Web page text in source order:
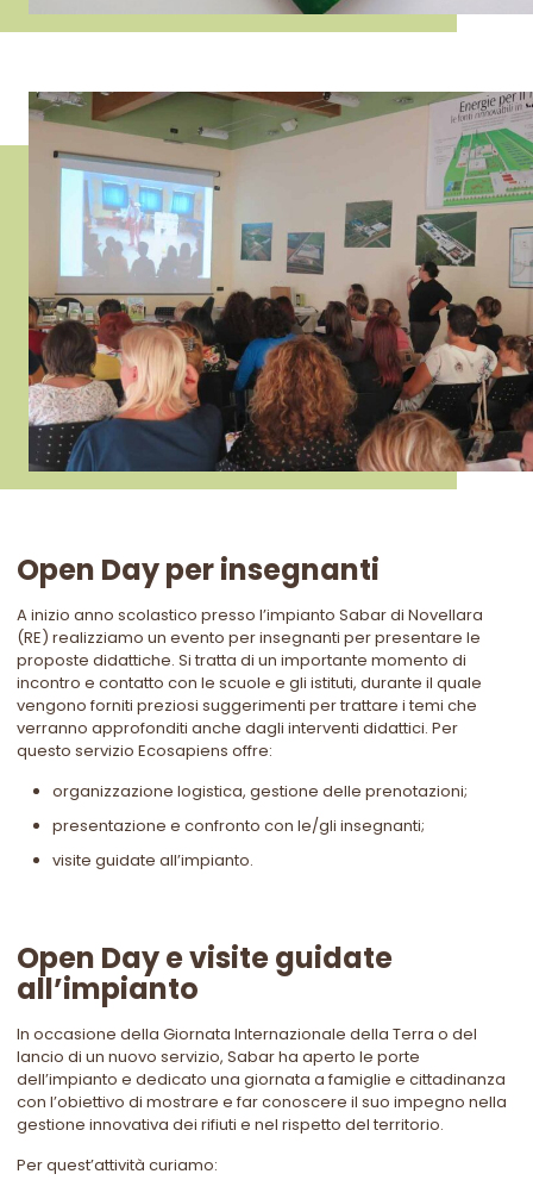
Open Day per insegnanti
A inizio anno scolastico presso l’impianto Sabar di Novellara
(RE) realizziamo un evento per insegnanti per presentare le
proposte didattiche. Si tratta di un importante momento di
incontro e contatto con le scuole e gli istituti, durante il quale
vengono forniti preziosi suggerimenti per trattare i temi che
verranno approfonditi anche dagli interventi didattici. Per
questo servizio Ecosapiens offre:
organizzazione logistica, gestione delle prenotazioni;
presentazione e confronto con le/gli insegnanti;
visite guidate all’impianto.
Open Day e visite guidate
all’impianto
In occasione della Giornata Internazionale della Terra o del
lancio di un nuovo servizio, Sabar ha aperto le porte
dell’impianto e dedicato una giornata a famiglie e cittadinanza
con l’obiettivo di mostrare e far conoscere il suo impegno nella
gestione innovativa dei rifiuti e nel rispetto del territorio.
Per quest’attività curiamo: